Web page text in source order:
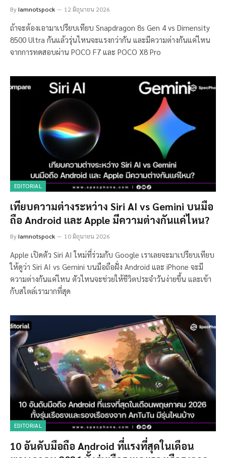
ByIamnotspock 12 มิถุนายน 2026
ถ้าจะต้องเอามาเปรียบเทียบ Snapdragon 8s Gen 4 vs Dimensity
8500 Ultra กันแล้วรุ่นไหนจะแรงกว่ากัน และมีความต่างกันแค่ไหน
จากการทดสอบผ่าน POCO F7 และ POCO X8 Pro
EDITORIAL
เทียบความต่างระหว่าง Siri AI vs Gemini บนมือ
ถือ Android และ Apple มีความต่างกันแค่ไหน?
ByIamnotspock 10 มิถุนายน 2026
Apple เปิดตัว Siri AI ใหม่ที่ร่วมกับ Google เราเลยจะมาเปรียบเทียบ
ให้ดูว่า Siri AI vs Gemini บนมือถือฝั่ง Android และ iPhone จะมี
ความต่างกันแค่ไหน ตัวไหนจะช่วยให้ชีวิตประจำวันง่ายขึ้น และเข้า
กับสไตล์เรามากที่สุด
EDITORIAL
10 อันดับมือถือ Android ที่แรงที่สุดในเดือน